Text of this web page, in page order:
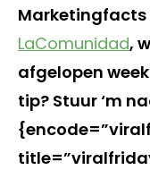
Marketingfacts
LaComunidad,
afgelopen
tip? Stuur ‘m